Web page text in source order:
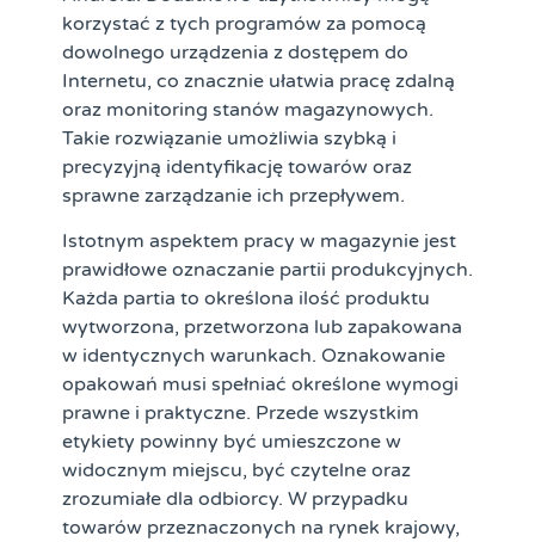
korzystać z tych programów za pomocą
dowolnego urządzenia z dostępem do
Internetu, co znacznie ułatwia pracę zdalną
oraz monitoring stanów magazynowych.
Takie rozwiązanie umożliwia szybką i
precyzyjną identyfikację towarów oraz
sprawne zarządzanie ich przepływem.
Istotnym aspektem pracy w magazynie jest
prawidłowe oznaczanie partii produkcyjnych.
Każda partia to określona ilość produktu
wytworzona, przetworzona lub zapakowana
w identycznych warunkach. Oznakowanie
opakowań musi spełniać określone wymogi
prawne i praktyczne. Przede wszystkim
etykiety powinny być umieszczone w
widocznym miejscu, być czytelne oraz
zrozumiałe dla odbiorcy. W przypadku
towarów przeznaczonych na rynek krajowy,